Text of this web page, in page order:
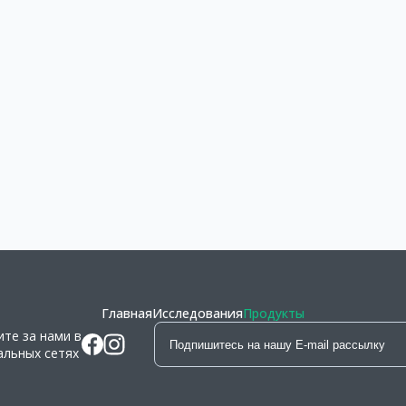
ГлавнаяИсследованияПродукты
за нами в
сетях